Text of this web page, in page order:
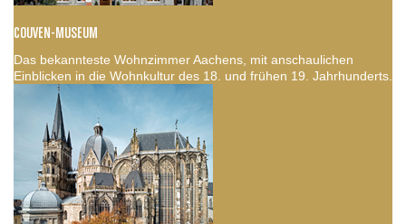
COUVEN-MUSEUM
Das bekannteste Wohnzimmer Aachens, mit anschaulichen
Einblicken in die Wohnkultur des 18. und frühen 19. Jahrhunderts.